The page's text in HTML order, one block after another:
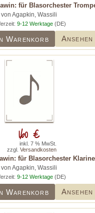
für Blasorchester
von Agapkin, Wassili
9-12 Werktage (DE)
Warenkorb Ansehen
für Blasorchester
von Agapkin, Wassili
9-12 Werktage (DE)
Warenkorb Ansehen
1,60 €
inkl. 7 % MwSt.
zzgl. Versandkosten